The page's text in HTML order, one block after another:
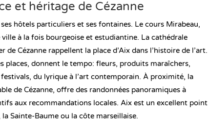
et héritage de Cézanne
hôtels particuliers et ses fontaines. Le cours Mirabeau,
à la fois bourgeoise et estudiantine. La cathédrale
de Cézanne rappellent la place d’Aix dans l’histoire de l’art.
places, donnent le tempo: fleurs, produits maraîchers,
du lyrique à l’art contemporain. À proximité, la
de Cézanne, offre des randonnées panoramiques à
aux recommandations locales. Aix est un excellent point
Sainte-Baume ou la côte marseillaise.